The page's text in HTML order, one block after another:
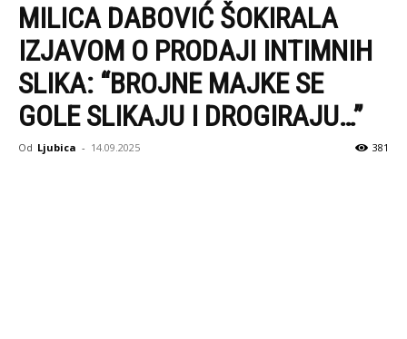
MILICA DABOVIĆ ŠOKIRALA
IZJAVOM O PRODAJI INTIMNIH
SLIKA: “BROJNE MAJKE SE
GOLE SLIKAJU I DROGIRAJU…”
Od Ljubica - 14.09.2025 381